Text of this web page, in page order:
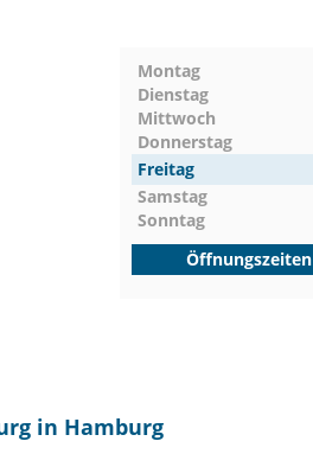
Montag
Dienstag
Mittwoch
Donnerstag
Freitag
Samstag
Sonntag
in Hamburg